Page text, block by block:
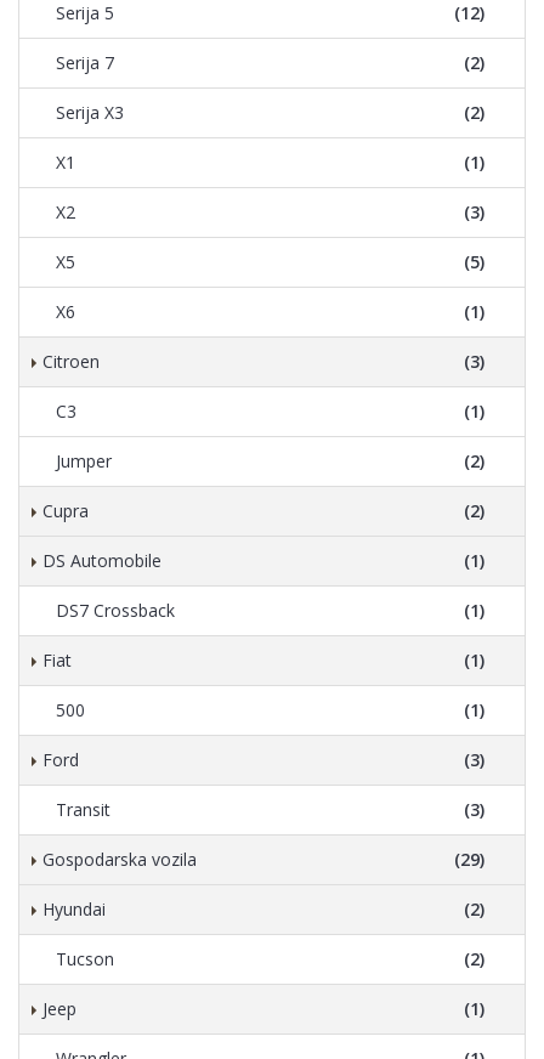
Serija 5 (12)
Serija 7 (2)
Serija X3 (2)
X1 (1)
X2 (3)
X5 (5)
X6 (1)
Citroen (3)
C3 (1)
Jumper (2)
Cupra (2)
DS Automobile (1)
DS7 Crossback (1)
Fiat (1)
500 (1)
Ford (3)
Transit (3)
Gospodarska vozila (29)
Hyundai (2)
Tucson (2)
Jeep (1)